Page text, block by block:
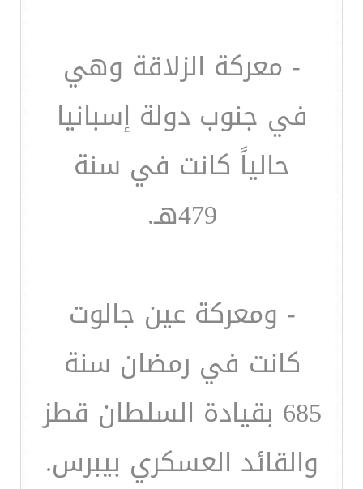
- معركة الزلاقة وهي
في جنوب دولة إسبانيا
حالياً كانت في سنة
479هـ.
- ومعركة عين جالوت
كانت في رمضان سنة
685 بقيادة السلطان قطز
والقائد العسكري بيبرس.